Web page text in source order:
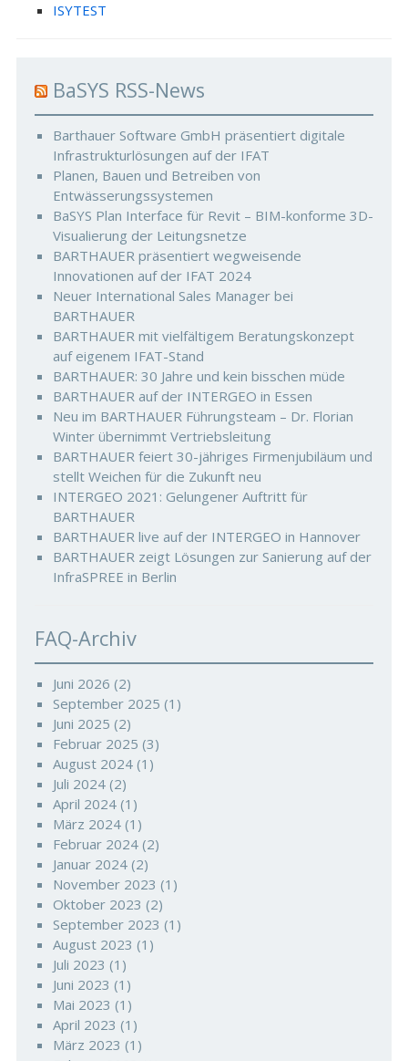
ISYTEST
BaSYS RSS-News
Barthauer Software GmbH präsentiert digitale
Infrastrukturlösungen auf der IFAT
Planen, Bauen und Betreiben von
Entwässerungssystemen
BaSYS Plan Interface für Revit – BIM-konforme 3D-
Visualierung der Leitungsnetze
BARTHAUER präsentiert wegweisende
Innovationen auf der IFAT 2024
Neuer International Sales Manager bei
BARTHAUER
BARTHAUER mit vielfältigem Beratungskonzept
auf eigenem IFAT-Stand
BARTHAUER: 30 Jahre und kein bisschen müde
BARTHAUER auf der INTERGEO in Essen
Neu im BARTHAUER Führungsteam – Dr. Florian
Winter übernimmt Vertriebsleitung
BARTHAUER feiert 30-jähriges Firmenjubiläum und
stellt Weichen für die Zukunft neu
INTERGEO 2021: Gelungener Auftritt für
BARTHAUER
BARTHAUER live auf der INTERGEO in Hannover
BARTHAUER zeigt Lösungen zur Sanierung auf der
InfraSPREE in Berlin
FAQ-Archiv
Juni 2026 (2)
September 2025 (1)
Juni 2025 (2)
Februar 2025 (3)
August 2024(1)
Juli 2024(2)
April 2024(1)
März 2024(1)
Februar 2024(2)
Januar 2024(2)
November 2023 (1)
Oktober 2023 (2)
September 2023 (1)
August 2023 (1)
Juli 2023 (1)
Juni 2023 (1)
Mai 2023 (1)
April 2023 (1)
März 2023 (1)